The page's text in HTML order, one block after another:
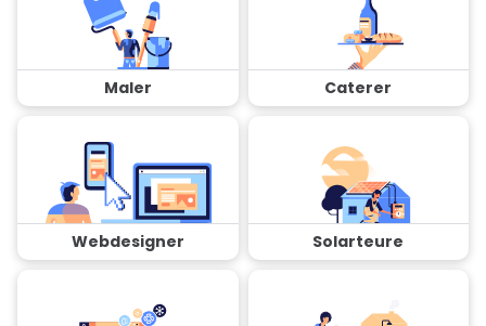
Maler Caterer
Webdesigner Solarteure